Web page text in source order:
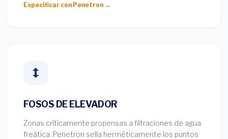
Especificar con Penetron →
FOSOS DE ELEVADOR
Zonas críticamente propensas a filtraciones de agua
freática. Penetron sella herméticamente los puntos